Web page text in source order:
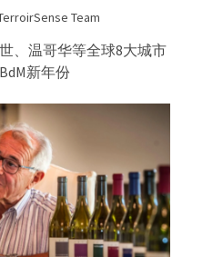
Team
、温哥华等全球8大城市
新年份